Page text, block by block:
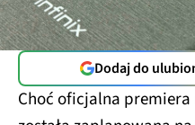
Dodaj do
Choć oficjalna